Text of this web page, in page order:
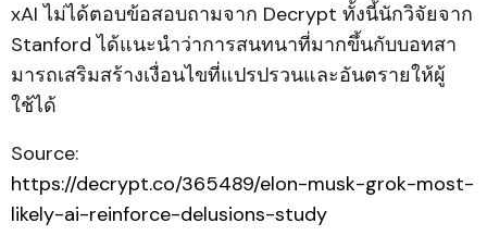
xAI ไม่ได้ตอบข้อสอบถามจาก Decrypt ทั้งนี้นักวิจัยจาก
Stanford ได้แนะนำว่าการสนทนาที่มากขึ้นกับบอทสา
มารถเสริมสร้างเงื่อนไขที่แปรปรวนและอันตรายให้ผู้
ใช้ได้
Source:
https://decrypt.co/365489/elon-musk-grok-most-
likely-ai-reinforce-delusions-study